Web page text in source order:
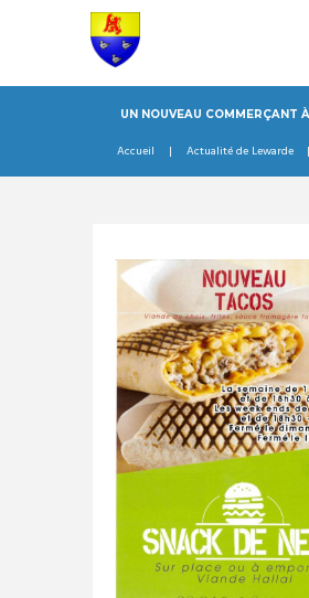
UN NOUVEAU COMMERÇANT
Accueil Actualité de Lewarde